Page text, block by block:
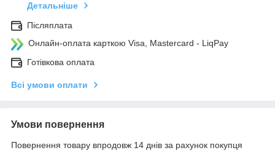
Детальніше
Післяплата
Онлайн-оплата карткою Visa, Mastercard - LiqPay
Готівкова оплата
Всі умови оплати
Умови повернення
Повернення товару впродовж 14 днів за рахунок покупця